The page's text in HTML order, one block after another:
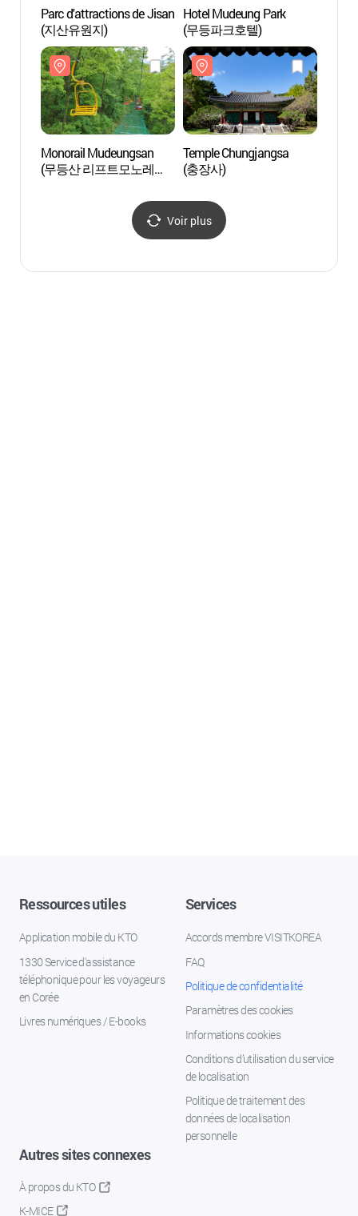
Parc d'attractions de Jisan
(지산유원지)
Hotel Mudeung Park
(무등파크호텔)
Monorail Mudeungsan
(무등산 리프트모노레일
Temple Chungjangsa
(충장사)
Voir plus
Ressources utiles
Application mobile du KTO
1330 Service d'assistance
téléphonique pour les voyageurs
en Corée
Livres numériques / E-books
Services
Accords membre VISITKOREA
FAQ
Politique de confidentialité
Paramètres des cookies
Informations cookies
Conditions d’utilisation du service
de localisation
Politique de traitement des
données de localisation
personnelle
Autres sites connexes
À propos du KTO
K-MICE